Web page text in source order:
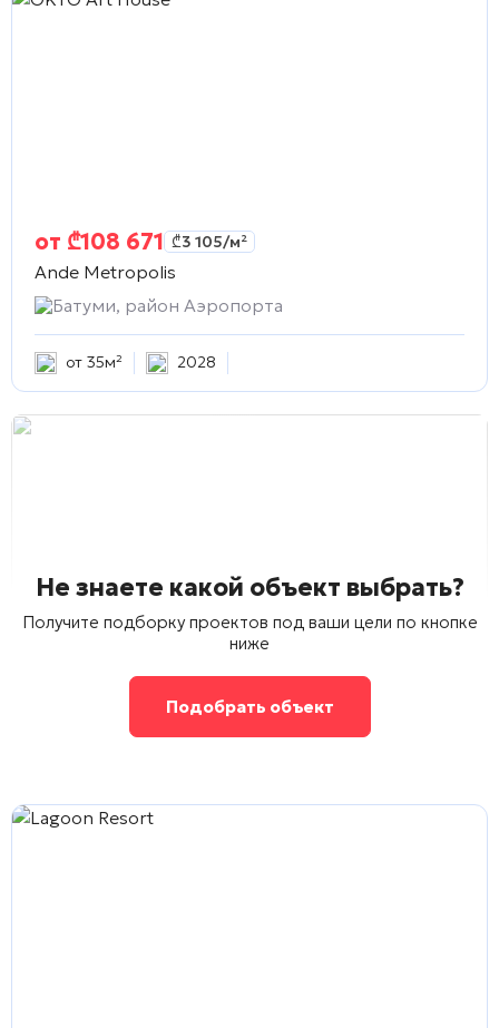
от ₾108 671 ₾3 105/м²
Ande Metropolis
Батуми, район Аэропорта
от 35м² 2028
Не знаете какой объект выбрать?
Получите подборку проектов под ваши цели по кнопке
ниже
Подобрать объект